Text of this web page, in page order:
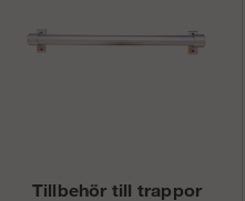
Tillbehör till trappor